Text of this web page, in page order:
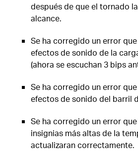
después de que el tornado
alcance.
Se ha corregido un error
efectos de sonido de la
(ahora se escuchan 3 bips
Se ha corregido un error
efectos de sonido del barril
Se ha corregido un error
insignias más altas de la
actualizaran correctamente.